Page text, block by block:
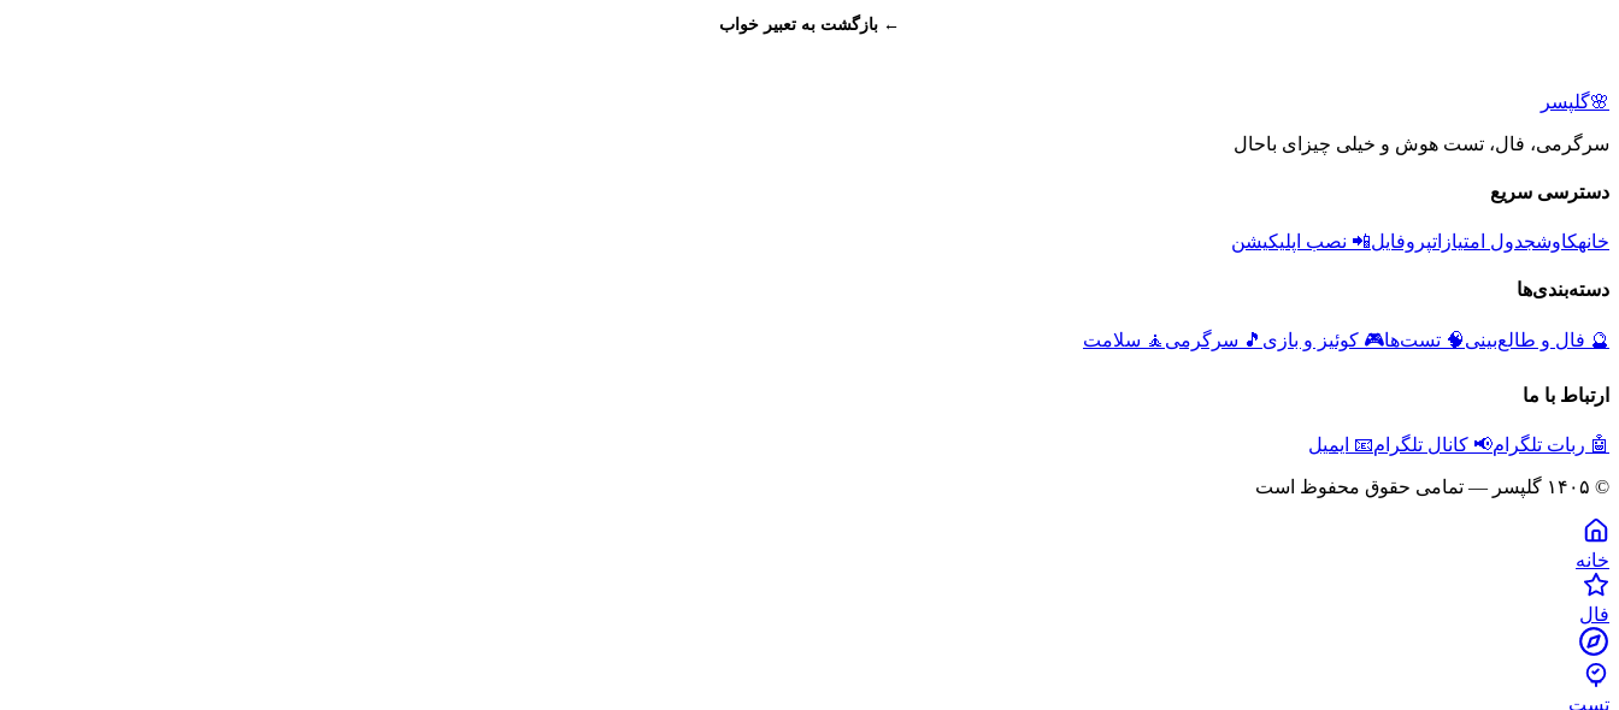
← بازگشت به تعبیر خواب
🌸گلپسر
سرگرمی، فال، تست هوش و خیلی چیزای باحال
دسترسی سریع
خانهکاوشجدول امتیازاتپروفایل📲 نصب اپلیکیشن
دسته‌بندی‌ها
🔮 فال و طالع‌بینی🧠 تست‌ها🎮 کوئیز و بازی 🎵 سرگرمی 🧘 سلامت
ارتباط با ما
🤖 ربات تلگرام📢 کانال تلگرام📧 ایمیل
© ۱۴۰۵ گلپسر — تمامی حقوق محفوظ است
خانه
فال
تست